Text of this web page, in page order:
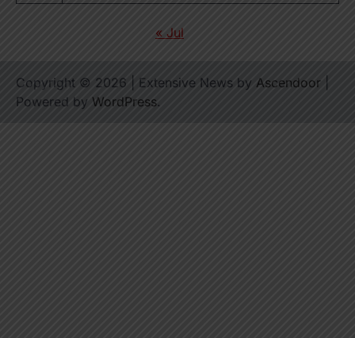
« Jul
Copyright © 2026 | Extensive News by Ascendoor
Powered by WordPress.